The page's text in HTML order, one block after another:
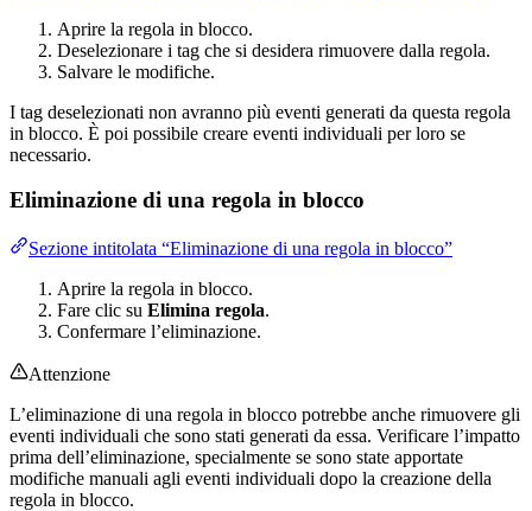
Aprire la regola in blocco.
Deselezionare i tag che si desidera rimuovere dalla regola.
Salvare le modifiche.
I tag deselezionati non avranno più eventi generati da questa regola
in blocco. È poi possibile creare eventi individuali per loro se
necessario.
Eliminazione di una regola in blocco
Sezione intitolata “Eliminazione di una regola in blocco”
Aprire la regola in blocco.
Fare clic su Elimina regola.
Confermare l’eliminazione.
Attenzione
L’eliminazione di una regola in blocco potrebbe anche rimuovere gli
eventi individuali che sono stati generati da essa. Verificare l’impatto
prima dell’eliminazione, specialmente se sono state apportate
modifiche manuali agli eventi individuali dopo la creazione della
regola in blocco.